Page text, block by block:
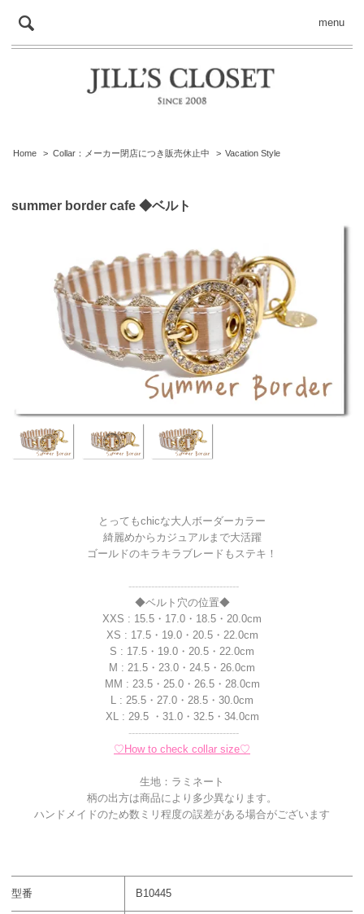
menu
Home > Collar：メーカー閉店につき販売休止中 > Vacation Style
summer border cafe ◆ベルト
とってもchicな大人ボーダーカラー
綺麗めからカジュアルまで大活躍
ゴールドのキラキラブレードもステキ！
----------------------------------
◆ベルト穴の位置◆
XXS : 15.5・17.0・18.5・20.0cm
XS : 17.5・19.0・20.5・22.0cm
S : 17.5・19.0・20.5・22.0cm
M : 21.5・23.0・24.5・26.0cm
MM : 23.5・25.0・26.5・28.0cm
L : 25.5・27.0・28.5・30.0cm
XL : 29.5 ・31.0・32.5・34.0cm
----------------------------------
♡How to check collar size♡
生地：ラミネート
柄の出方は商品により多少異なります。
ハンドメイドのため数ミリ程度の誤差がある場合がございます
型番 B10445